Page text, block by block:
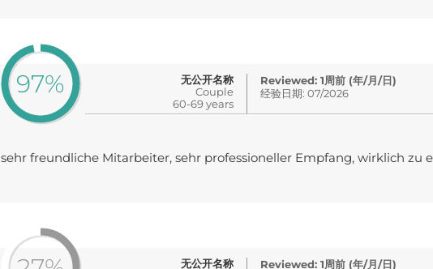
97%
无公开名称
Couple
60-69 years
Reviewed: 1周前 (年/月/日)
经验日期: 07/2026
sehr freundliche Mitarbeiter, sehr professioneller Empfang, wirklich zu
无公开名称 Reviewed: 1周前 (年/月/日)